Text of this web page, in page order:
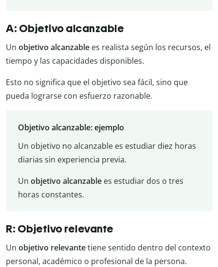
A: Objetivo alcanzable
Un objetivo alcanzable es realista según los recursos, el
tiempo y las capacidades disponibles.
Esto no significa que el objetivo sea fácil, sino que
pueda lograrse con esfuerzo razonable.
Objetivo alcanzable: ejemplo
Un objetivo no alcanzable es estudiar diez horas
diarias sin experiencia previa.
Un objetivo alcanzable es estudiar dos o tres
horas constantes.
R: Objetivo relevante
Un objetivo relevantetiene sentido dentro del contexto
personal, académico o profesional de la persona.